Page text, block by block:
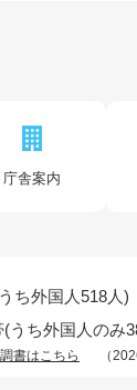
庁舎案内
ち外国人518人)
(うち外国人のみ
書はこちら （